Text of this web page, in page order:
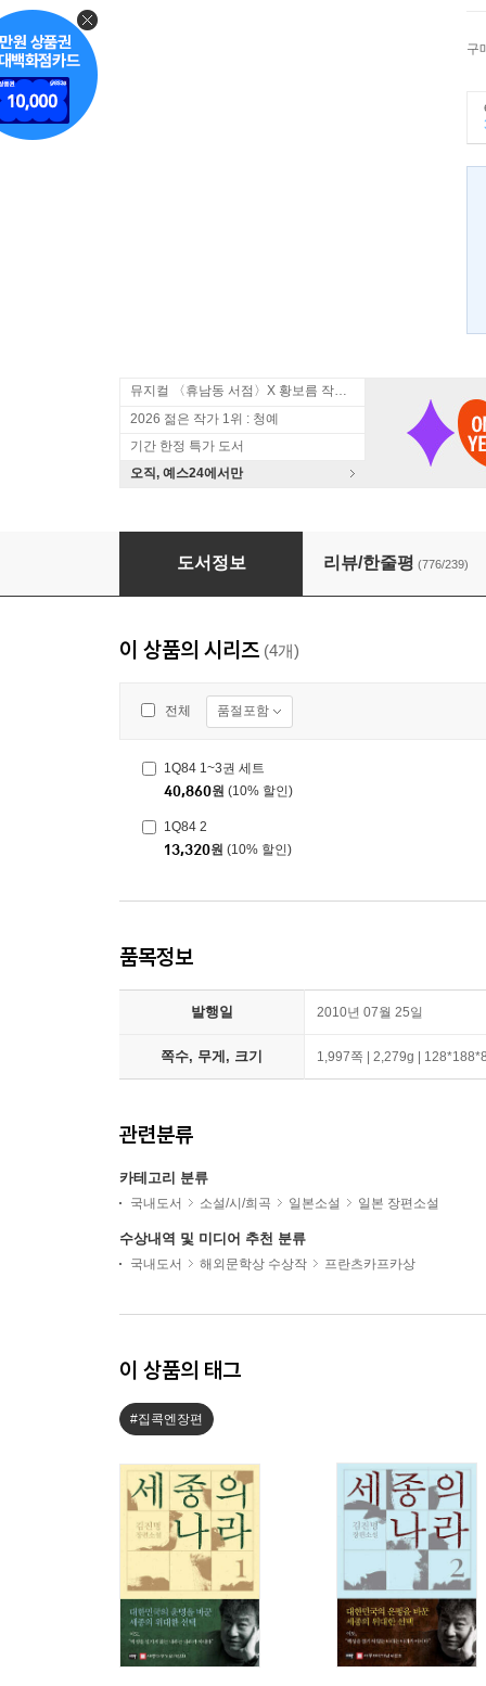
구
뮤지컬 〈휴남동 서점〉X 황보름 작가 북토크
2026 젊은 작가 1위 : 청예
기간 한정 특가 도서
오직, 예스24에서만
1Q84 1~3권 세트
도서정보 리뷰/한줄평 (776/239)
이 상품의 시리즈 (4개)
전체 품절포함
1Q84 1~3권 세트
40,860원 (10% 할인)
1Q84 2
13,320원 (10% 할인)
품목정보
발행일 2010년 07월 25일
쪽수, 무게, 크기 1,997쪽 | 2,279g |
관련분류
카테고리 분류
국내도서 소설/시/희곡 일본소설 일본 장편소설
수상내역 및 미디어 추천 분류
국내도서 해외문학상 수상작 프란츠카프카상
이 상품의 태그
#집콕엔장편